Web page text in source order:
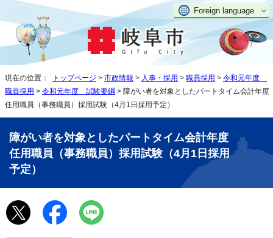
Foreign language
現在の位置： トップページ > 市政情報 > 人事・採用 > 職員採用 > 令和元年度
職員採用 > 令和元年度 試験要綱 > 障がい者を対象としたパートタイム会計年度
任用職員（事務職員）採用試験（4月1日採用予定）
障がい者を対象としたパートタイム会計年度
任用職員（事務職員）採用試験（4月1日採用
予定）